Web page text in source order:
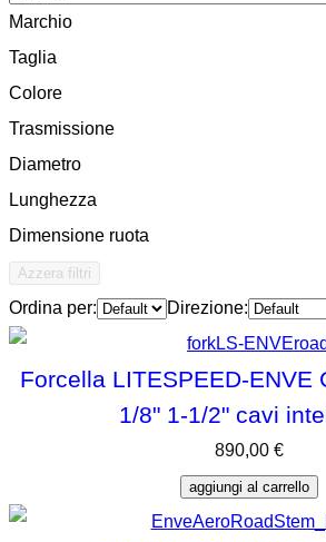
Marchio
Taglia
Colore
Trasmissione
Diametro
Lunghezza
Dimensione ruota
Azzera filtri
Ordina per: Direzione:
Forcella LITESPEED-ENVE
1/8" 1-1/2" cavi
890,00 €
aggiungi al carrello